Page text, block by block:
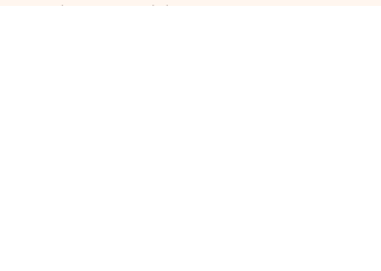
Our history and the Hungarian